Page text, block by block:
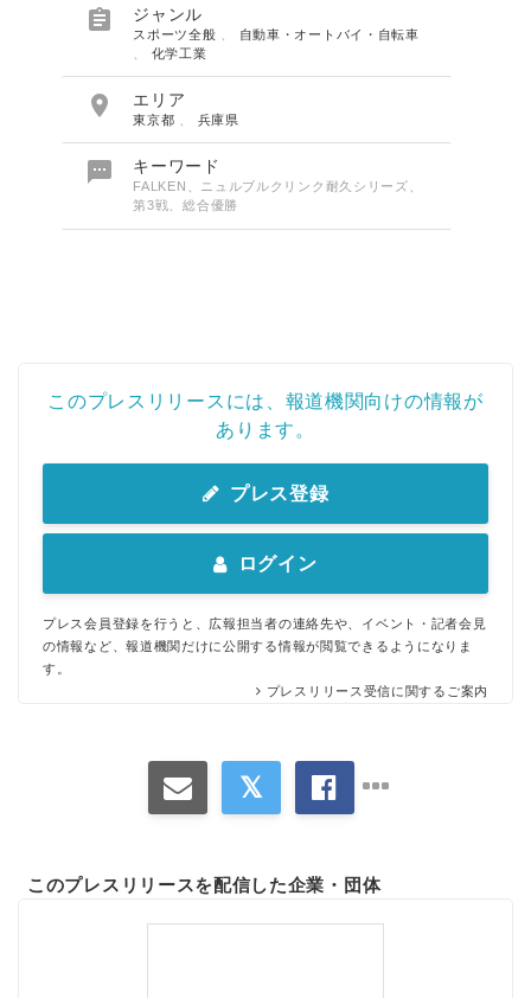
 ジャンル
スポーツ全般
自動車・オートバイ・自転車
化学工業
 エリア
東京都 兵庫県
 キーワード
FALKEN、ニュルブルクリンク耐久シリーズ、
第3戦、総合優勝
このプレスリリースには、報道機関向けの情報が
あります。
プレス登録
ログイン
プレス会員登録を行うと、広報担当者の連絡先や、イベント・記者会見
の情報など、報道機関だけに公開する情報が閲覧できるようになりま
す。
プレスリリース受信に関するご案内
このプレスリリースを配信した企業・団体